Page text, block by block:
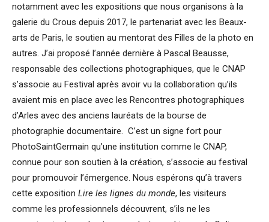
notamment avec les expositions que nous organisons à la
galerie du Crous depuis 2017, le partenariat avec les Beaux-
arts de Paris, le soutien au mentorat des Filles de la photo en
autres. J’ai proposé l’année dernière à Pascal Beausse,
responsable des collections photographiques, que le CNAP
s’associe au Festival après avoir vu la collaboration qu’ils
avaient mis en place avec les Rencontres photographiques
d’Arles avec des anciens lauréats de la bourse de
photographie documentaire. C’est un signe fort pour
PhotoSaintGermain qu’une institution comme le CNAP,
connue pour son soutien à la création, s’associe au festival
pour promouvoir l’émergence. Nous espérons qu’à travers
cette exposition Lire les lignes du monde, les visiteurs
comme les professionnels découvrent, s’ils ne les